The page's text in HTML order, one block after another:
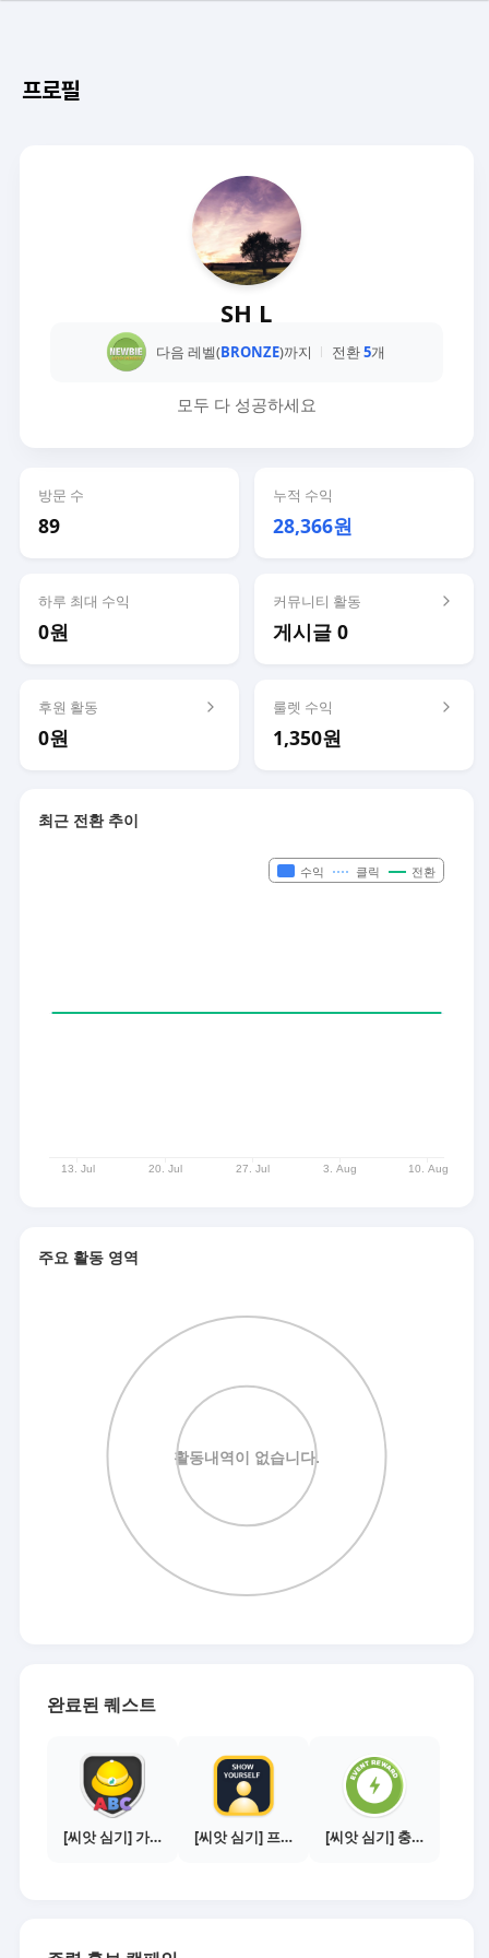
프로필
SH L
다음 레벨(BRONZE)까지 전환5개
모두 다 성공하세요
방문 수
89
누적 수익
28,366원
하루 최대 수익
0원
커뮤니티 활동
게시글 0
후원 활동
0원
룰렛 수익
1,350원
최근 전환 추이
주요 활동 영역
완료된 퀘스트
[씨앗 심기] 가이드보기 - 매체별 활동 가이드 [씨앗 심기] 프로필 사진 등록하기 [씨앗 심기] 충전소에서 이벤트 1건 이상 참여하기